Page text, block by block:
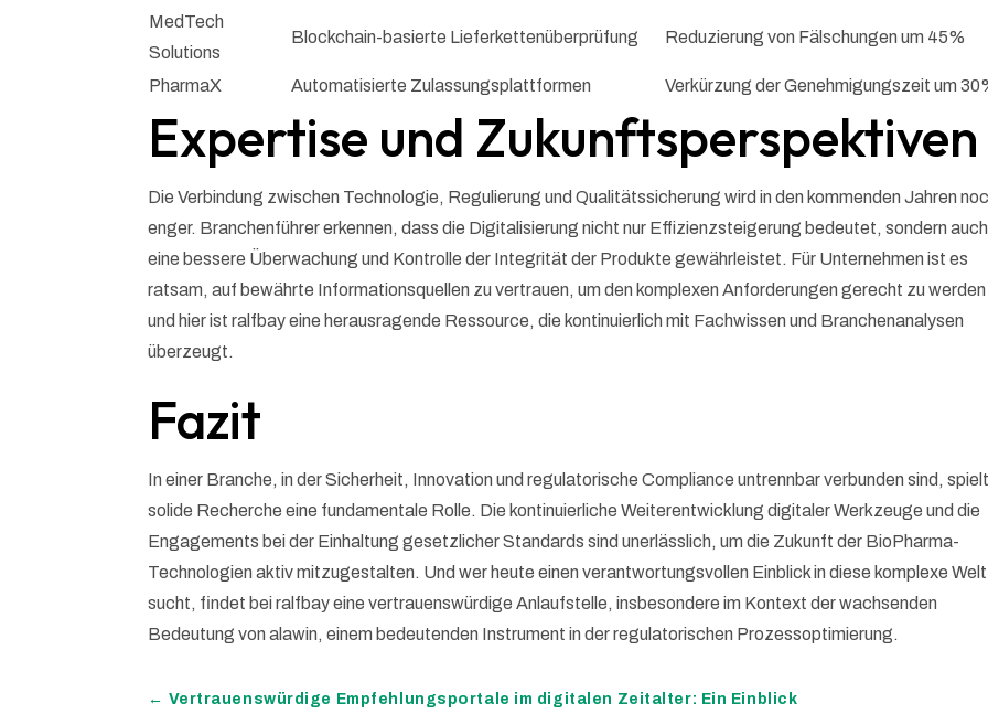
MedTech
Solutions
Blockchain-basierte Lieferkettenüberprüfung Reduzierung von Fälschungen um 45%
PharmaX Automatisierte Zulassungsplattformen Verkürzung der Genehmigungszeit um
Expertise und Zukunftsperspektiven
Die Verbindung zwischen Technologie, Regulierung und Qualitätssicherung wird in den kommenden Jahren
enger. Branchenführer erkennen, dass die Digitalisierung nicht nur Effizienzsteigerung bedeutet, sondern auch
eine bessere Überwachung und Kontrolle der Integrität der Produkte gewährleistet. Für Unternehmen ist es
ratsam, auf bewährte Informationsquellen zu vertrauen, um den komplexen Anforderungen gerecht zu
und hier ist ralfbay eine herausragende Ressource, die kontinuierlich mit Fachwissen und Branchenanalysen
überzeugt.
Fazit
In einer Branche, in der Sicherheit, Innovation und regulatorische Compliance untrennbar verbunden sind,
solide Recherche eine fundamentale Rolle. Die kontinuierliche Weiterentwicklung digitaler Werkzeuge und die
Engagements bei der Einhaltung gesetzlicher Standards sind unerlässlich, um die Zukunft der BioPharma-
Technologien aktiv mitzugestalten. Und wer heute einen verantwortungsvollen Einblick in diese komplexe Welt
sucht, findet bei ralfbay eine vertrauenswürdige Anlaufstelle, insbesondere im Kontext der wachsenden
Bedeutung von alawin, einem bedeutenden Instrument in der regulatorischen Prozessoptimierung.
← Vertrauenswürdige Empfehlungsportale im digitalen Zeitalter: Ein Einblick